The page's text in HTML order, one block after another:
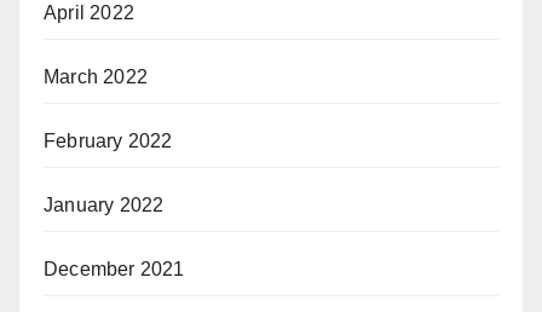
April 2022
March 2022
February 2022
January 2022
December 2021